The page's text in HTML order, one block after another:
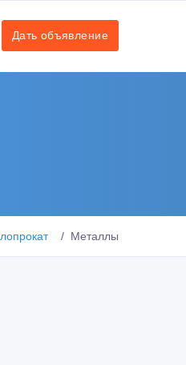
Дать объявление
Металлы